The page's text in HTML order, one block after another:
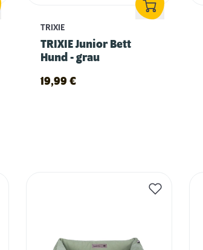
TRIXIE
TRIXIE Junior Bett
Hund - grau
19,99 €